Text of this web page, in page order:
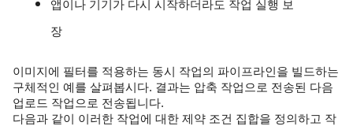
앱이나 기기가 다시 시작하더라도 작업 실행 보
장
이미지에 필터를 적용하는 동시 작업의 파이프라인을 빌드하는
구체적인 예를 살펴봅시다. 결과는 압축 작업으로 전송된 다음
업로드 작업으로 전송됩니다.
다음과 같이 이러한 작업에 대한 제약 조건 집합을 정의하고 작